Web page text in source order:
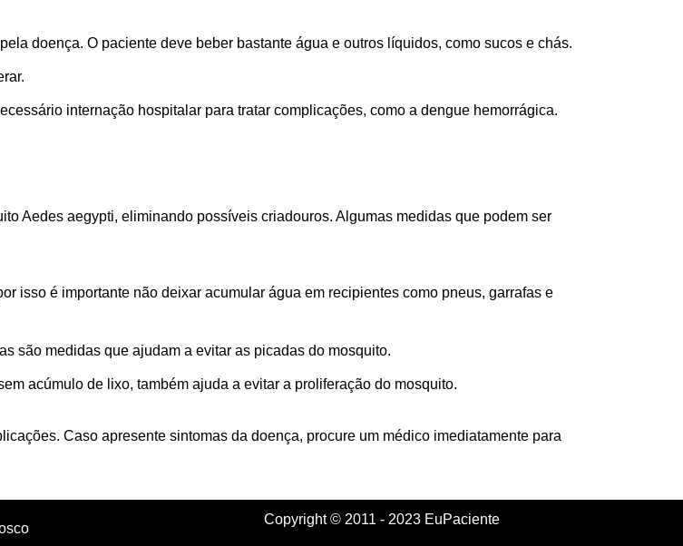
doença. O paciente deve beber bastante água e outros líquidos, como sucos e chás.
internação hospitalar para tratar complicações, como a dengue hemorrágica.
Aedes aegypti, eliminando possíveis criadouros. Algumas medidas que podem ser
isso é importante não deixar acumular água em recipientes como pneus, garrafas e
são medidas que ajudam a evitar as picadas do mosquito.
acúmulo de lixo, também ajuda a evitar a proliferação do mosquito.
Caso apresente sintomas da doença, procure um médico imediatamente para
Copyright © 2011 - 2023 EuPaciente